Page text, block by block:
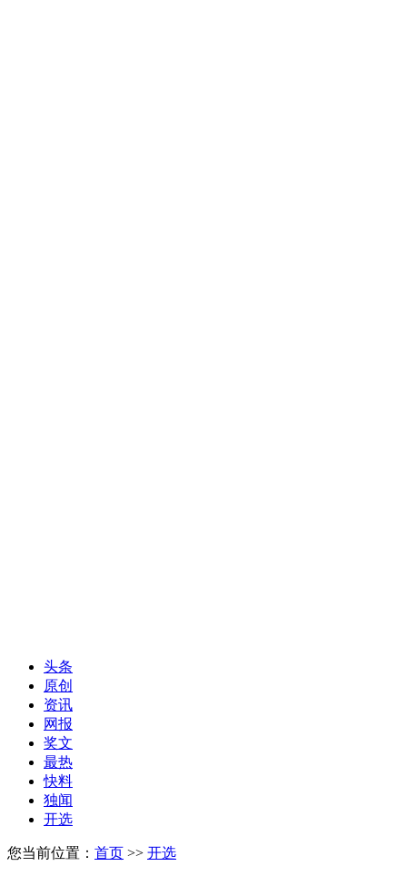
头条
原创
资讯
网报
奖文
最热
快料
独闻
开选
您当前位置： 首页 >> 开选